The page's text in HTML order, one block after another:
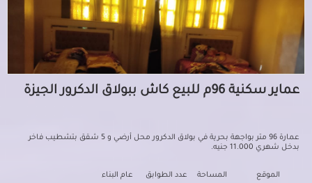
عماير سكنية 96م للبيع كاش ببولاق الدكرور الجيزة
عمارة 96 متر بواجهة بحرية في بولاق الدكرور محل أرضي و 5 شقق بتشطيب فاخر
بدخل شهري 11.000 جنيه.
الموقع المساحة عدد الطوابق عام البناء